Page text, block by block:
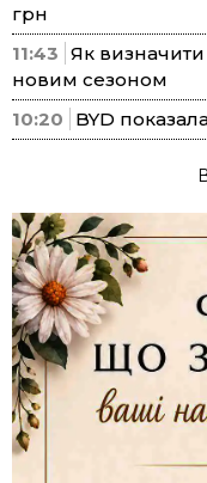
грн
11:43 Як визначити
новим сезоном
10:20
BYD